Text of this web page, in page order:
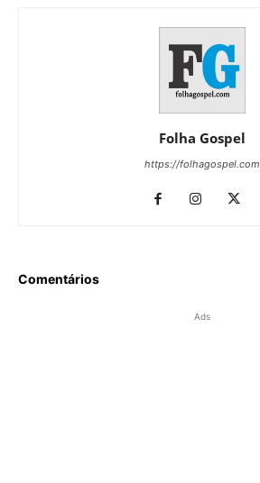
Folha Gospel
https://folhagospel.com
Comentários
Ads